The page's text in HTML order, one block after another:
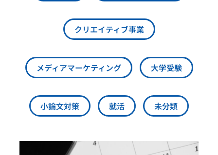
クリエイティブ事業
メディアマーケティング 大学受験
小論文対策 就活 未分類